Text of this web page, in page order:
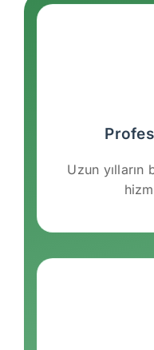
Uzun